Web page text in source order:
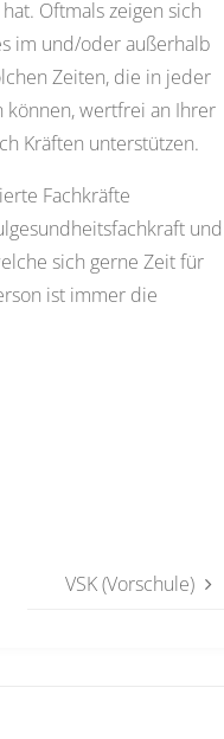
Oftmals zeigen sich
im und/oder außerhalb
Zeiten, die in jeder
können, wertfrei an Ihrer
Kräften unterstützen.
Fachkräfte
und
sich gerne Zeit für
ist immer die
VSK (Vorschule)